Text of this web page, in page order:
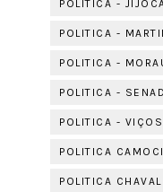
POLITICA -
POLITICA -
POLITICA -
POLITICA -
POLITICA -
POLITICA
POLITICA CHAVAL